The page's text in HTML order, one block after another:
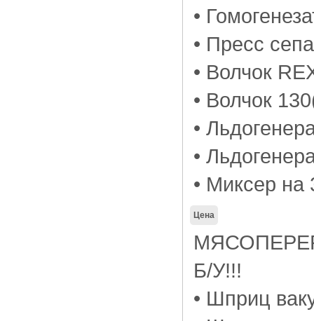
•
• Пресс
• Волчок
• Волчок
•
•
• Миксер на
Цена
Б/У!!!
• Шприц